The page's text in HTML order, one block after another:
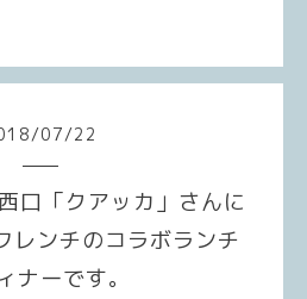
/07/22
口「クアッカ」さんに
レンチのコラボランチ
ナーです。